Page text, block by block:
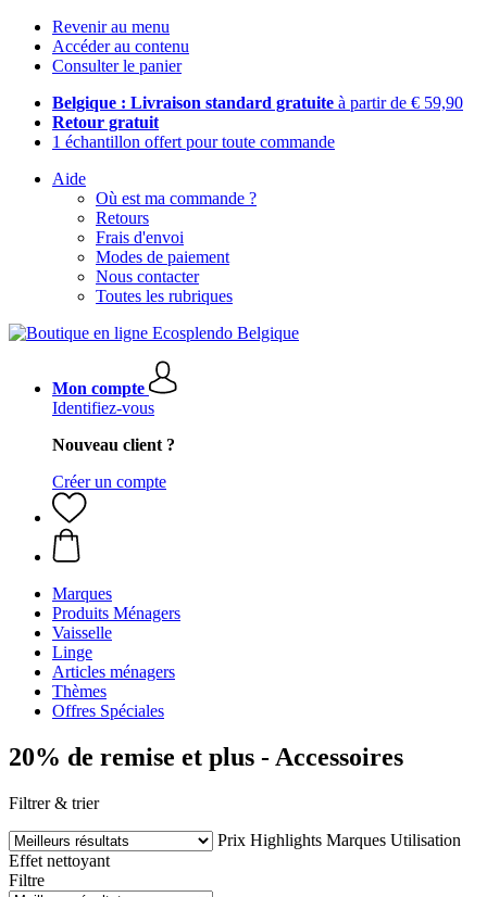
Revenir au menu
Accéder au contenu
Consulter le panier
Belgique : Livraison standard gratuite à partir de € 59,90
Retour gratuit
1 échantillon offert pour toute commande
Aide
Où est ma commande ?
Retours
Frais d'envoi
Modes de paiement
Nous contacter
Toutes les rubriques
Mon compte
Identifiez-vous
Nouveau client ?
Créer un compte
Marques
Produits Ménagers
Vaisselle
Linge
Articles ménagers
Thèmes
Offres Spéciales
20% de remise et plus - Accessoires
Filtrer & trier
Prix Highlights Marques Utilisation
Effet nettoyant
Filtre